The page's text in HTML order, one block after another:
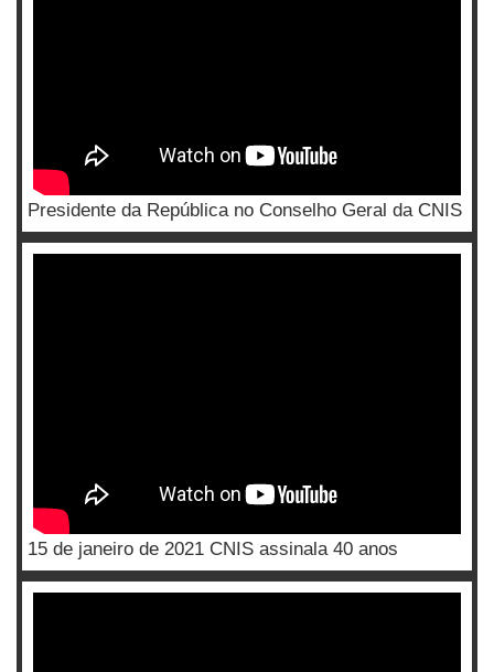
Presidente da República no Conselho Geral da CNIS
15 de janeiro de 2021 CNIS assinala 40 anos